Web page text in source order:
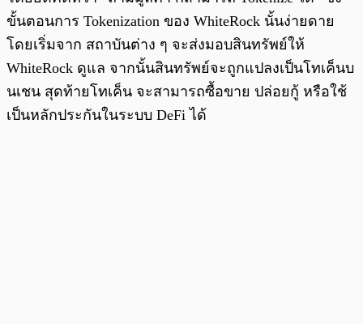
ขั้นตอนการ Tokenization ของ WhiteRock นั้นง่ายดาย
โดยเริ่มจาก สถาบันต่าง ๆ จะส่งมอบสินทรัพย์ให้
WhiteRock ดูแล จากนั้นสินทรัพย์จะถูกแปลงเป็นโทเค็นบ
นเชน สุดท้ายโทเค็น จะสามารถซื้อขาย ปล่อยกู้ หรือใช้
เป็นหลักประกันในระบบ DeFi ได้